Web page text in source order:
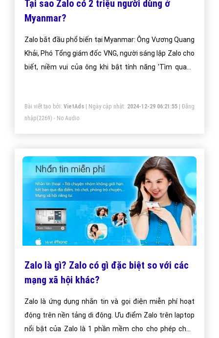
Tại sao Zalo có 2 triệu người dùng ở
Myanmar?
Zalo bắt đầu phổ biến tại Myanmar: Ông Vương Quang
Khải, Phó Tổng giám đốc VNG, người sáng lập Zalo cho
biết, niềm vui của ông khi bật tính năng 'Tìm quanh
Phó tổng giám đốc VNG, người sáng lập Zalo, tuyên bố
dịch vụ nhắn tin tức thời này có 2 triệu người dùng tại
đây.
Bài viết tạo bởi: VietAds| Ngày cập nhật: 2024-12-29 06:21:55|Đăng
nhập(2269) - No Audio
Zalo là gì? Zalo có gì đặc biệt so với các
mạng xã hội khác?
Zalo là ứng dụng nhắn tin và gọi điện miễn phí hoạt
động trên nền tảng di động. Ưu điểm Zalo trên laptop
nổi bật của Zalo là 1 phần mềm cho cho phép chát,